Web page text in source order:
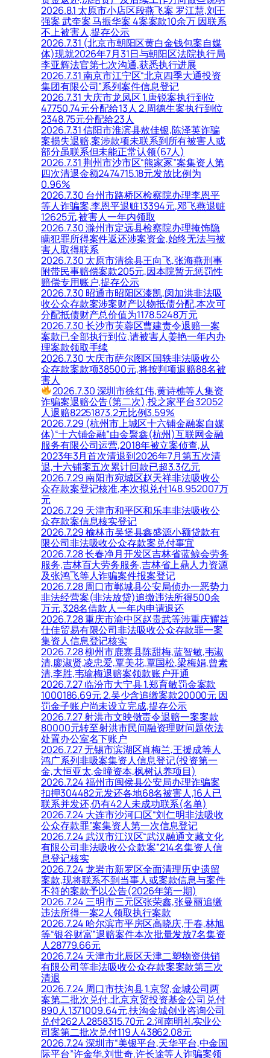
2026.8.1 太原市小店区段燕飞案 罗江慧,刘王
强案 武奎案 马振华案 4案案款10余万 因联系
不上被害人,提存公示
2026.7.31 (北京市朝阳区黄白金钱包案自媒
体)现就2026年7月31日与朝阳区法院执行局
李亚辉法官第七次沟通,获悉执行进展
2026.7.31 南京市江宁区“北京四季大通投资
集团有限公司”系列案件信息登记
2026.7.31 大庆市龙凤区 1.唐锐案执行到位
47750.74元分配给13人 2.周德生案执行到位
2348.75元分配给23人
2026.7.31 信阳市淮滨县敖佳银,陈泽英诈骗
案损失退赔,案涉款项未联系到所有被害人或
部分虽联系但未能正常认领(67人)
2026.7.31 荆州市沙市区“熊家冢”案集资人第
四次清退金额2474715.18元发放比例为
0.96%
2026.7.30 台州市路桥区检察院办理李恩平
等人诈骗案,李恩平退赃13394元,邓飞燕退赃
12625元,被害人一年内领取
2026.7.30 滁州市定远县检察院办理掩饰隐
瞒犯罪所得案件返还涉案资金,始终无法与被
害人取得联系
2026.7.30 太原市清徐县王向飞,张海燕刑事
附带民事赔偿案款205元,因本院暂无惩罚性
赔偿专用账户,提存公示
2026.7.30 昭通市昭阳区漆凯,闵加洪非法吸
收公众存款案涉案财产以物抵债分配,本次可
分配抵债财产总价值为1178.5248万元
2026.7.30 长沙市芙蓉区曹建责令退赔一案
案款已全部执行到位,请被害人姜艳一年内办
理案款领取手续
2026.7.30 大庆市萨尔图区国轶非法吸收公
众存款案款项38500元,将按判项退赔88名被
害人
2026.7.30 深圳市徐红伟,黄诗樵等人集资
诈骗案退赔公告(第二次),投之家平台32052
人退赔82251873.2元比例3.59%
2026.7.29 (杭州市上城区十六铺金融案自媒
体)“十六铺金融”由金聚鑫(杭州)互联网金融
服务有限公司运营,2018年被立案侦查,从
2023年3月首次清退到2026年7月第五次清
退,十六铺案五次累计回款已超3.3亿元
2026.7.29 南阳市宛城区赵天祥非法吸收公
众存款案登记核准,本次拟兑付148.952007万
元
2026.7.29 天津市和平区和乐丰非法吸收公
众存款案信息核实登记
2026.7.29 榆林市吴堡县鑫盛源小额贷款有
限公司非法吸收公众存款案兑付事宜
2026.7.28 长春净月开发区吉林省蓝鲸会劳务
服务,吉林百大劳务服务,吉林省上鼎人力资源
及张鸿飞等人诈骗案件报案登记
2026.7.28 周口市郸城县公安局侦办一恶势力
非法经营案(非法放贷)追缴违法所得500余
万元,328名借款人一年内申请退还
2026.7.28 重庆市渝中区赵贵武等涉重庆耀益
仕佳贸易有限公司非法吸收公众存款罪一案
集资人信息登记核实
2026.7.28 柳州市鹿寨县陈甜梅,蓝智敏,韦淑
清,廖淑贤,凌忠爱,覃美花,覃国松,梁梅娟,曾素
清,李胜,韦瑜梅退赔案领款账户开通
2026.7.27 临汾市大宁县 1.郑育敏罚金案款
1000186.69元 2.吴少含追缴案款20000元 因
罚金子账户尚未设立完成,提存公示
2026.7.27 射洪市文映傚责令退赔一案案款
80000元转至射洪市民间融资理财问题依法
处置办公室名下账户
2026.7.27 无锡市滨湖区肖梅兰,王援成等人
鸿广系列非吸案集资人信息登记(投资第一
金,大恒亚太,金曈资本,枫树认养项目)
2026.7.24 福州市闽侯县公安局办理诈骗案
扣押304482元发还各地68名被害人,16人已
联系并发还,仍有42人未成功联系(名单)
2026.7.24 大连市沙河口区“刘仁明非法吸收
公众存款罪”案集资人第一次信息登记
2026.7.24 武汉市江汉区“武汉融通文藏文化
有限公司非法吸收公众款案”214名集资人信
息登记核实
2026.7.24 龙岩市新罗区全面清理历史遗留
案款,现将联系不到当事人或案款信息与案件
不符的案款予以公告(2026年第一期)
2026.7.24 三明市三元区张荣鑫,张曼丽追缴
违法所得一案2人领取执行案款
2026.7.24 哈尔滨市平房区高晓庆,于春,林旭
等“银谷财富”退赔案件本次批量发放7名集资
人28779.66元
2026.7.24 天津市北辰区天津二塑物资供销
有限公司等非法吸收公众存款案案款第三次
清退
2026.7.24 周口市扶沟县 1.京贸,金城公司两
案第二批次兑付,北京京贸投资基金公司兑付
890人1371009.64元,扶沟金城创业咨询公司
兑付262人2858315.70元 2.河南明礼实业公
司案第二批次兑付119人43862.08元
2026.7.24 深圳市“美银平台,天华平台,中金国
际平台”许金华,刘世奇,许长途等人诈骗案领